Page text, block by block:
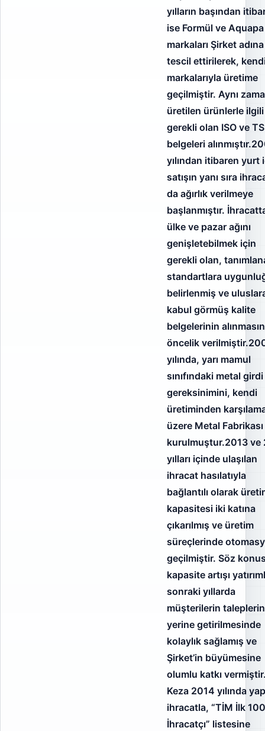
yılların başından
ise Formül ve Aquapa
markaları Şirket adına
tescil ettirilerek,
markalarıyla üretime
geçilmiştir. Aynı
üretilen ürünlerle ilgili
gerekli olan ISO ve
belgeleri
yılından itibaren yurt
satışın yanı sıra
da ağırlık verilmeye
başlanmıştır.
ülke ve pazar ağını
genişletebilmek için
gerekli olan,
standartlara
belirlenmiş ve
kabul görmüş kalite
belgelerinin
öncelik
yılında, yarı mamul
sınıfındaki metal girdi
gereksinimini, kendi
üretiminden
üzere Metal Fabrikası
kurulmuştur.2013 ve
yılları içinde ulaşılan
ihracat hasılatıyla
bağlantılı olarak
kapasitesi iki katına
çıkarılmış ve üretim
süreçlerinde
geçilmiştir. Söz
kapasite artışı
sonraki yıllarda
müşterilerin
yerine getirilmesinde
kolaylık sağlamış ve
Şirket’in büyümesine
olumlu katkı
Keza 2014 yılında
ihracatla, “TİM İlk
İhracatçı” listesine